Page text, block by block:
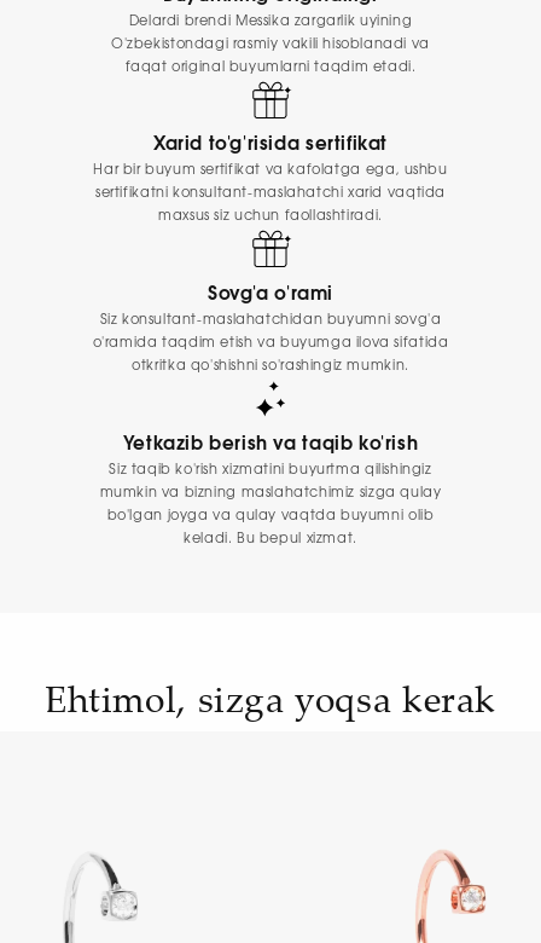
Delardi brendi Messika zargarlik uyining
O'zbekistondagi rasmiy vakili hisoblanadi va
faqat original buyumlarni taqdim etadi.
Xarid to'g'risida sertifikat
Har bir buyum sertifikat va kafolatga ega, ushbu
sertifikatni konsultant-maslahatchi xarid vaqtida
maxsus siz uchun faollashtiradi.
Sovg'a o'rami
Siz konsultant-maslahatchidan buyumni sovg'a
o'ramida taqdim etish va buyumga ilova sifatida
otkritka qo'shishni so'rashingiz mumkin.
Yetkazib berish va taqib ko'rish
Siz taqib ko'rish xizmatini buyurtma qilishingiz
mumkin va bizning maslahatchimiz sizga qulay
bo'lgan joyga va qulay vaqtda buyumni olib
keladi. Bu bepul xizmat.
Ehtimol, sizga yoqsa kerak